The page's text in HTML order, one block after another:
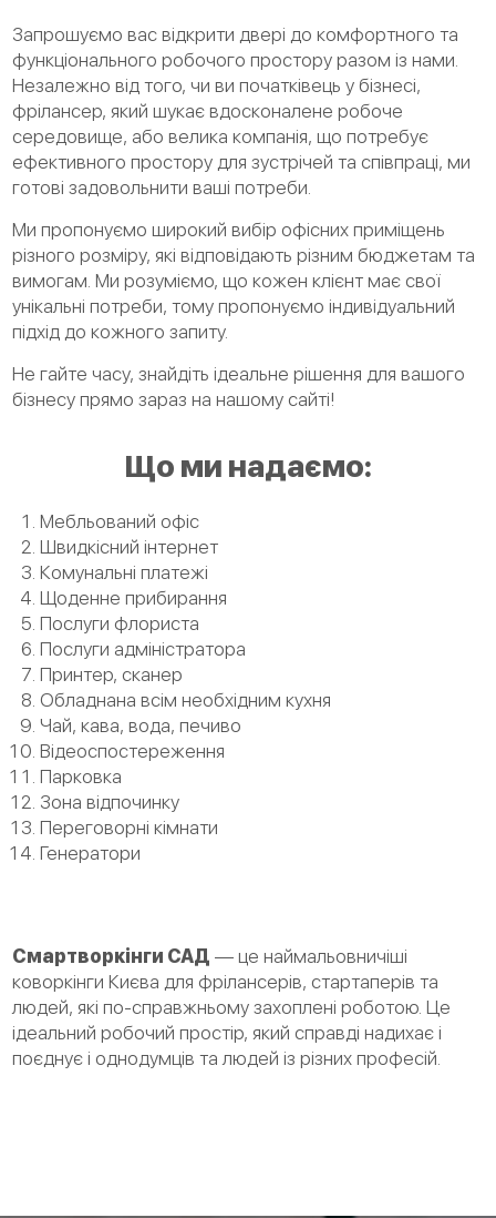
Запрошуємо вас відкрити двері до комфортного та
функціонального робочого простору разом із нами.
Незалежно від того, чи ви початківець у бізнесі,
фрілансер, який шукає вдосконалене робоче
середовище, або велика компанія, що потребує
ефективного простору для зустрічей та співпраці, ми
готові задовольнити ваші потреби.
Ми пропонуємо широкий вибір офісних приміщень
різного розміру, які відповідають різним бюджетам та
вимогам. Ми розуміємо, що кожен клієнт має свої
унікальні потреби, тому пропонуємо індивідуальний
підхід до кожного запиту.
Не гайте часу, знайдіть ідеальне рішення для вашого
бізнесу прямо зараз на нашому сайті!
Що ми надаємо:
Мебльований офіс
Швидкісний інтернет
Комунальні платежі
Щоденне прибирання
Послуги флориста
Послуги адміністратора
Принтер, сканер
Обладнана всім необхідним кухня
Чай, кава, вода, печиво
Відеоспостереження
Парковка
Зона відпочинку
Переговорні кімнати
Генератори
Смартворкінги САД — це наймальовничіші
коворкінги Києва для фрілансерів, стартаперів та
людей, які по-справжньому захоплені роботою. Це
ідеальний робочий простір, який справді надихає і
поєднує і однодумців та людей із різних професій.